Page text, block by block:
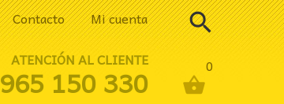
Contacto Mi cuenta
0
ATENCIÓN AL CLIENTE
965 150 330